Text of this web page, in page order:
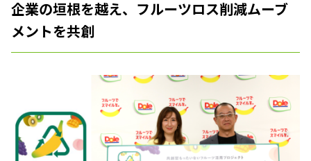
企業の垣根を越え、フルーツロス削減ムーブ
メントを共創